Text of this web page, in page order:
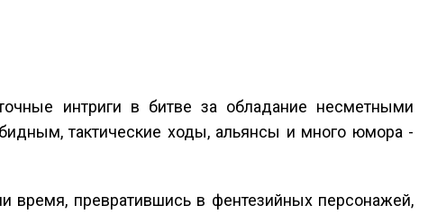
интриги в битве за обладание несметными
тактические ходы, альянсы и много юмора -
время, превратившись в фентезийных персонажей,